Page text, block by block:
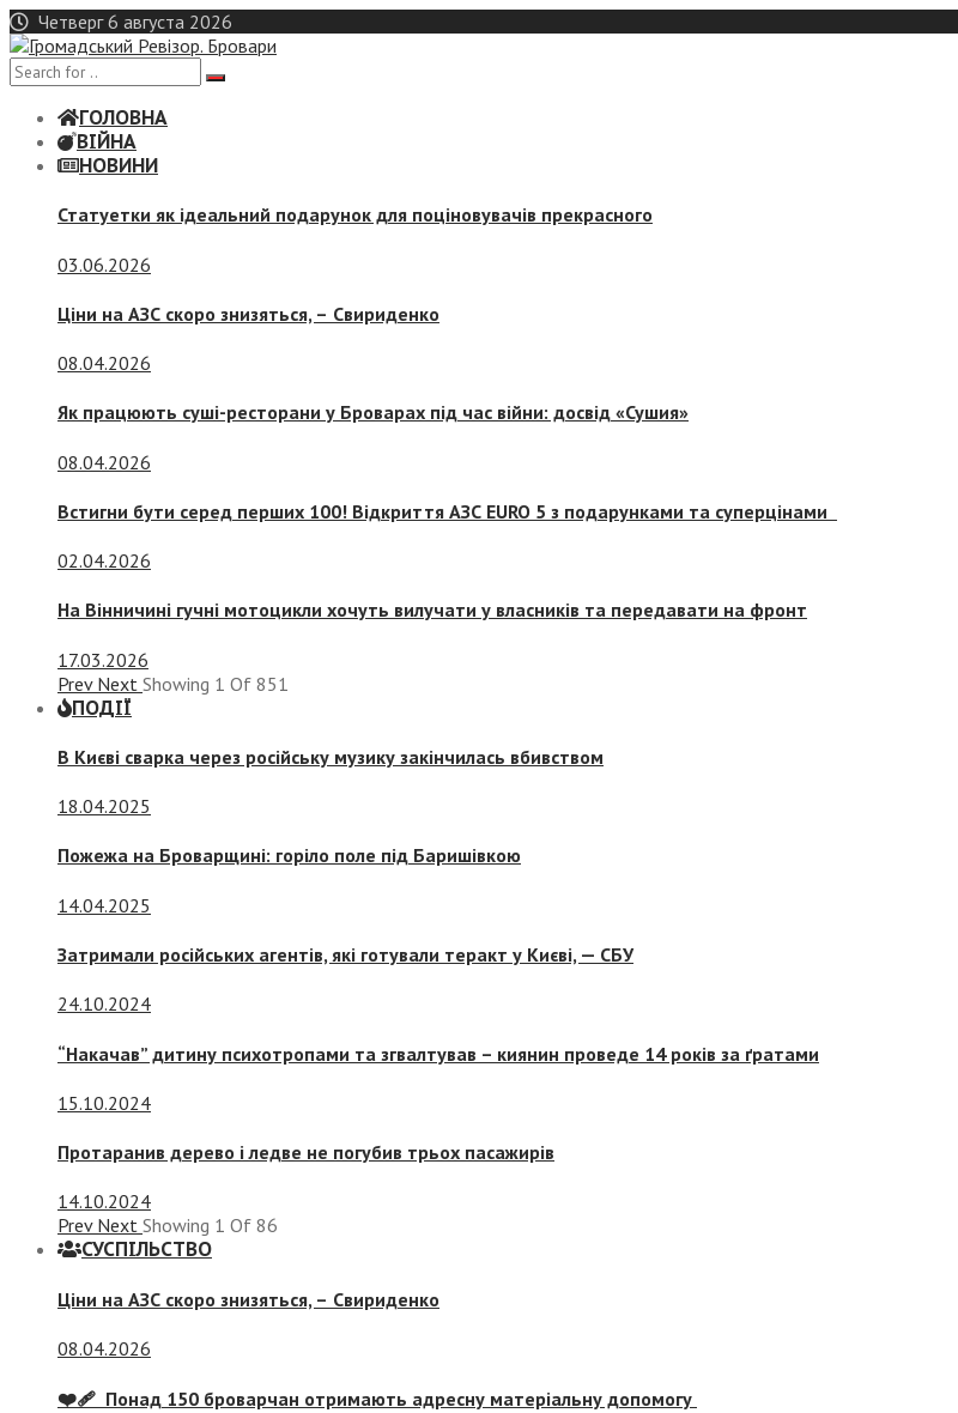
Skip
to
content
Четверг 6 августа 2026
ГОЛОВНА
ВІЙНА
НОВИНИ
Статуетки як ідеальний подарунок для поціновувачів прекрасного
03.06.2026
Ціни на АЗС скоро знизяться, – Свириденко
08.04.2026
Як працюють суші-ресторани у Броварах під час війни: досвід «Сушия»
08.04.2026
Встигни бути серед перших 100! Відкриття АЗС EURO 5 з подарунками та суперцінами
02.04.2026
На Вінничині гучні мотоцикли хочуть вилучати у власників та передавати на фронт
17.03.2026
Prev Next Showing 1 Of 851
ПОДІЇ
В Києві сварка через російську музику закінчилась вбивством
18.04.2025
Пожежа на Броварщині: горіло поле під Баришівкою
14.04.2025
Затримали російських агентів, які готували теракт у Києві, — СБУ
24.10.2024
“Накачав” дитину психотропами та згвалтував – киянин проведе 14 років за ґратами
15.10.2024
Протаранив дерево і ледве не погубив трьох пасажирів
14.10.2024
Prev Next Showing 1 Of 86
СУСПIЛЬСТВО
Ціни на АЗС скоро знизяться, – Свириденко
08.04.2026
❤️‍🩹 Понад 150 броварчан отримають адресну матеріальну допомогу